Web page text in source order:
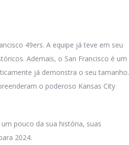
49ers. A equipe já teve em seu
Ademais, o San Francisco é um
já demonstra o seu tamanho.
o poderoso Kansas City
pouco da sua história, suas
2024.